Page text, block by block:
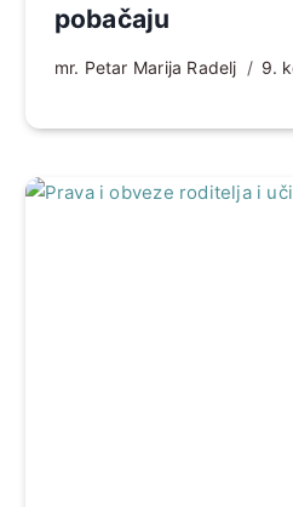
pobačaju
mr. Petar Marija Radelj 9.